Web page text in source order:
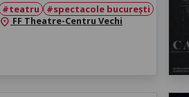
#teatru
#spectacole bucurești
location_on FF Theatre-Centru Vechi